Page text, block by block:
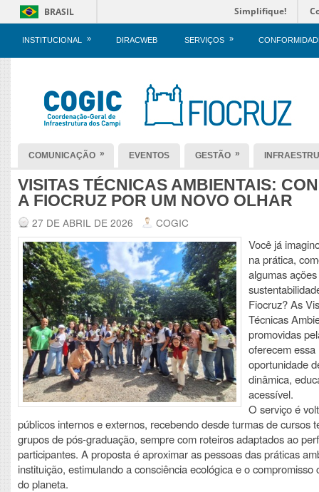
BRASIL Simplifique!
INSTITUCIONAL » DIRACWEB SERVIÇOS »
COMUNICAÇÃO » EVENTOS GESTÃO »
VISITAS TÉCNICAS AMBIENTAIS:
A FIOCRUZ POR UM NOVO OLHAR
27 DE ABRIL DE 2026 COGIC
Você já
na prática,
algumas
Fiocruz? As
Técnicas
promovidas
oferecem essa
oportunidade
dinâmica,
acessível.
O serviço é
públicos internos e externos, recebendo desde turmas de cursos
grupos de pós-graduação, sempre com roteiros adaptados ao
participantes. A proposta é aproximar as pessoas das práticas
instituição, estimulando a consciência ecológica e o compromisso
do planeta.